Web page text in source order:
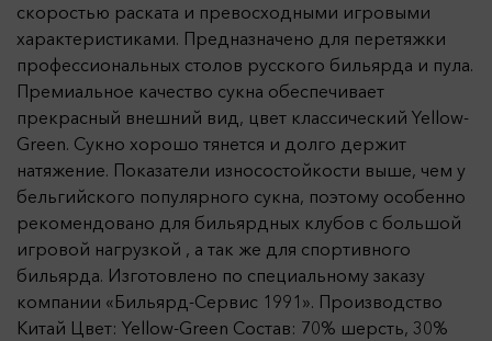
скоростью раската и превосходными игровыми
характеристиками. Предназначено для перетяжки
профессиональных столов русского бильярда и пула.
Премиальное качество сукна обеспечивает
прекрасный внешний вид, цвет классический Yellow-
Green. Сукно хорошо тянется и долго держит
натяжение. Показатели износостойкости выше, чем у
бельгийского популярного сукна, поэтому особенно
рекомендовано для бильярдных клубов с большой
игровой нагрузкой , а так же для спортивного
бильярда. Изготовлено по специальному заказу
компании «Бильярд-Сервис 1991». Производство
Китай Цвет: Yellow-Green Состав: 70% шерсть, 30%